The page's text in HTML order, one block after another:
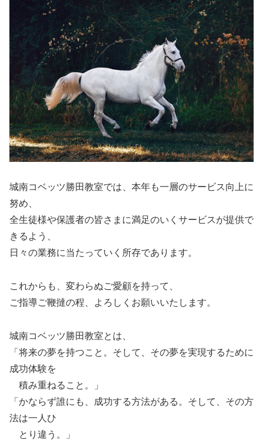
城南コベッツ勝田教室では、本年も一層のサービス向上に
努め、
全生徒様や保護者の皆さまに満足のいくサービスが提供で
きるよう、
日々の業務に当たっていく所存であります。
これからも、変わらぬご愛顧を持って、
ご指導ご鞭撻の程、よろしくお願いいたします。
城南コベッツ勝田教室とは、
「将来の夢を持つこと。そして、その夢を実現するために
成功体験を
積み重ねること。」
「かならず誰にも、成功する方法がある。そして、その方
法は一人ひ
とり違う。」